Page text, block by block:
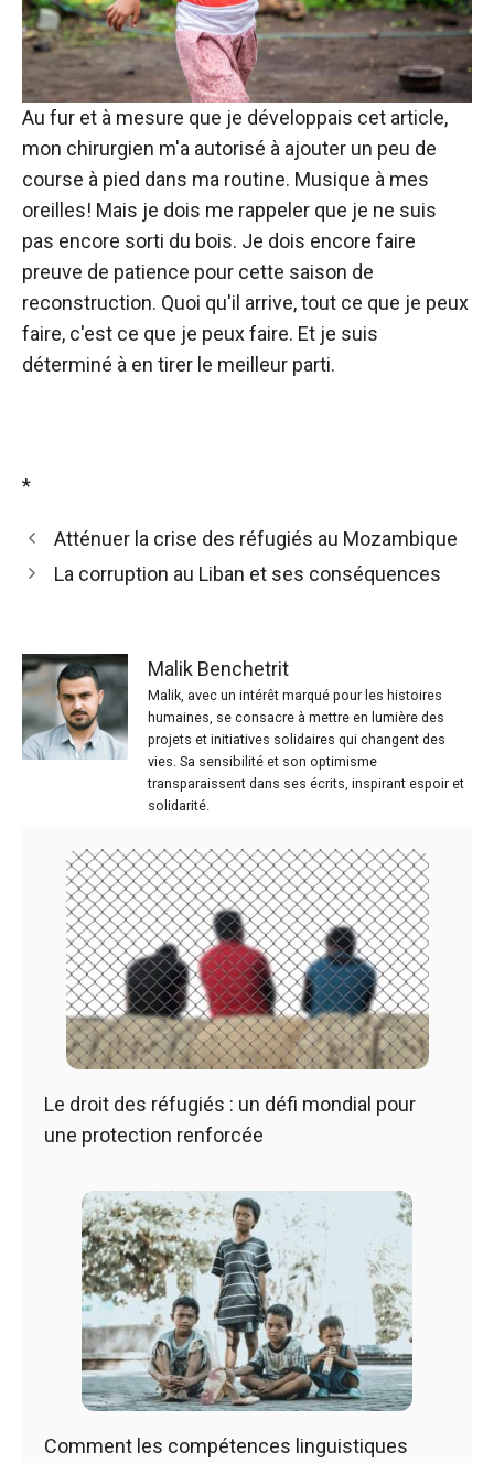
Au fur et à mesure que je développais cet article,
mon chirurgien m'a autorisé à ajouter un peu de
course à pied dans ma routine. Musique à mes
oreilles! Mais je dois me rappeler que je ne suis
pas encore sorti du bois. Je dois encore faire
preuve de patience pour cette saison de
reconstruction. Quoi qu'il arrive, tout ce que je peux
faire, c'est ce que je peux faire. Et je suis
déterminé à en tirer le meilleur parti.
*
Atténuer la crise des réfugiés au Mozambique
La corruption au Liban et ses conséquences
Malik Benchetrit
Malik, avec un intérêt marqué pour les histoires
humaines, se consacre à mettre en lumière des
projets et initiatives solidaires qui changent des
vies. Sa sensibilité et son optimisme
transparaissent dans ses écrits, inspirant espoir et
solidarité.
Le droit des réfugiés : un défi mondial pour
une protection renforcée
Comment les compétences linguistiques